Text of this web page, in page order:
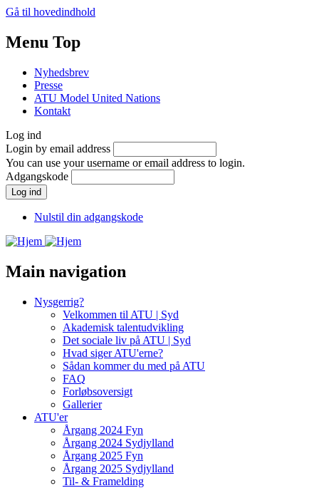
Gå til hovedindhold
Menu Top
Nyhedsbrev
Presse
ATU Model United Nations
Kontakt
Log ind
Login by email address
You can use your username or email address to login.
Adgangskode
Nulstil din adgangskode
Main navigation
Nysgerrig?
Velkommen til ATU | Syd
Akademisk talentudvikling
Det sociale liv på ATU | Syd
Hvad siger ATU'erne?
Sådan kommer du med på ATU
FAQ
Forløbsoversigt
Gallerier
ATU'er
Årgang 2024 Fyn
Årgang 2024 Sydjylland
Årgang 2025 Fyn
Årgang 2025 Sydjylland
Til- & Framelding